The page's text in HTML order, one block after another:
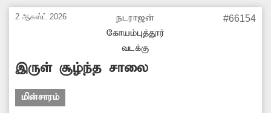
வழிந்தோடுவதை தடுக்க அதிகாரிகள் ஆவன
2 ஆகஸ்ட் 2026
நடராஜன்
கோயம்புத்தூர்
வடக்கு
#66154
இருள் சூழ்ந்த சாலை
மின்சாரம்